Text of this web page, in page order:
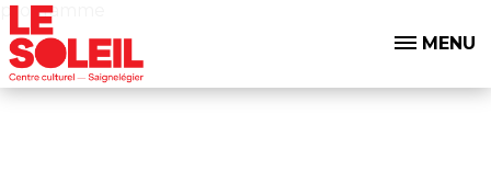
MENU
programme